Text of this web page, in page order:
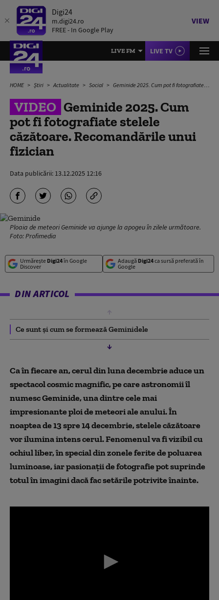
Digi24
m.digi24.ro
FREE - In Google Play
VIEW
LIVE FM LIVE TV
HOME Știri Actualitate Social Geminide 2025. Cum pot fi fotografiate stelele căzătoare. Recomandările unui fizician
VIDEO Geminide 2025. Cum
pot fi fotografiate stelele
căzătoare. Recomandările unui
fizician
Data publicării: 13.12.2025 12:16
Ploaia de meteori Geminide va ajunge la apogeu în zilele următoare.
Foto: Profimedia
Urmărește Digi24în Google
Discover
Adaugă Digi24ca sursă preferată în
Google
DIN ARTICOL
Ce sunt și cum se formează Geminidele
Ca în fiecare an, cerul din luna decembrie aduce un
spectacol cosmic magnific, pe care astronomii îl
numesc Geminide, una dintre cele mai
impresionante ploi de meteori ale anului. În
noaptea de 13 spre 14 decembrie, stelele căzătoare
vor ilumina intens cerul. Fenomenul va fi vizibil cu
ochiul liber, în special din zonele ferite de poluarea
luminoase, iar pasionații de fotografie pot suprinde
totul în imagini dacă fac setările potrivite înainte.